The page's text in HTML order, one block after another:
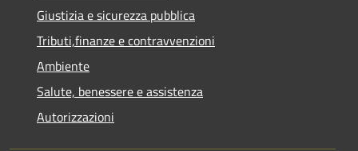
Giustizia e sicurezza pubblica
Tributi,finanze e contravvenzioni
Ambiente
Salute, benessere e assistenza
Autorizzazioni